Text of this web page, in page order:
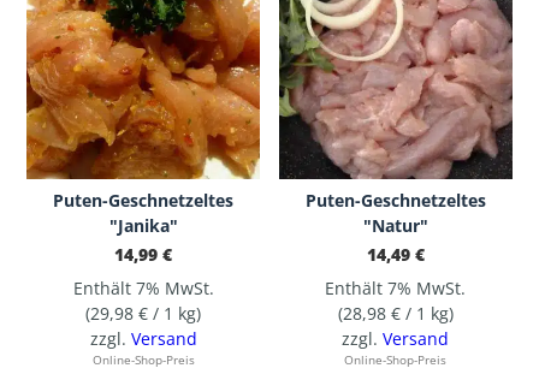
Puten-Geschnetzeltes
"Janika"
14,99€
Enthält 7% MwSt.
(29,98€ / 1 kg)
zzgl. Versand
Online-Shop-Preis
Puten-Geschnetzeltes
"Natur"
14,49 €
Enthält 7% MwSt.
(28,98 €/ 1 kg)
zzgl.Versand
Online-Shop-Preis